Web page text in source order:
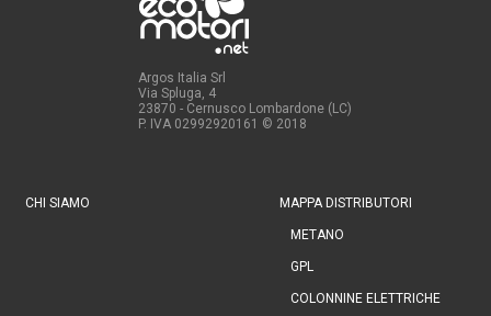
Argos Italia Srl
Via Spluga, 4
23870 - Cernusco Lombardone (LC)
P. IVA 02992920161 © 2018
CHI SIAMO MAPPA DISTRIBUTORI
METANO
GPL
COLONNINE ELETTRICHE